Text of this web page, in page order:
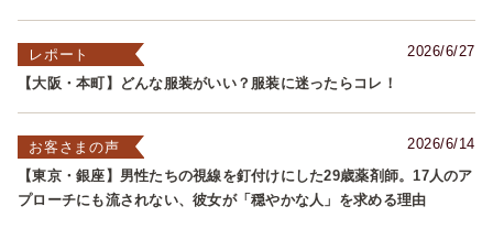
2026/6/27
レポート
【大阪・本町】どんな服装がいい？服装に迷ったらコレ！
2026/6/14
お客さまの声
【東京・銀座】男性たちの視線を釘付けにした29歳薬剤師。17人のア
プローチにも流されない、彼女が「穏やかな人」を求める理由